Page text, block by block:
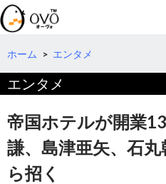
検
索
コ
テ
へ
移
ホーム > エンタメ
エンタメ
帝国ホテルが開業
謙、島津亜矢、石
ら招く